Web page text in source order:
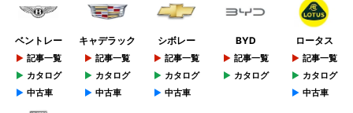
ベントレー
記事一覧
カタログ
中古車
キャデラック
記事一覧
カタログ
中古車
シボレー
記事一覧
カタログ
中古車
BYD
記事一覧
カタログ
ロータス
記事一覧
カタログ
中古車